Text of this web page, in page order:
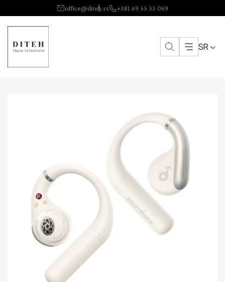
office@diteh.rs +381 69 55 33 069
SR